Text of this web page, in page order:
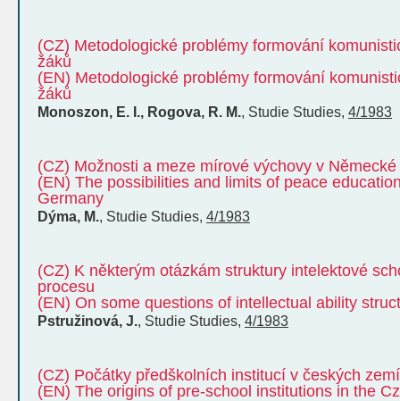
(CZ) Metodologické problémy formování
žáků
(EN) Metodologické problémy formování
žáků
Monoszon, E. I., Rogova, R. M., Studie Studies, 4/1983
(CZ) Možnosti a meze mírové výchovy v
(EN) The possibilities and limits of peace
Germany
Dýma, M., Studie Studies, 4/1983
(CZ) K některým otázkám struktury intelektové
procesu
(EN) On some questions of intellectual ability
Pstružinová, J., Studie Studies, 4/1983
(CZ) Počátky předškolních institucí v českých
(EN) The origins of pre-school institutions in the